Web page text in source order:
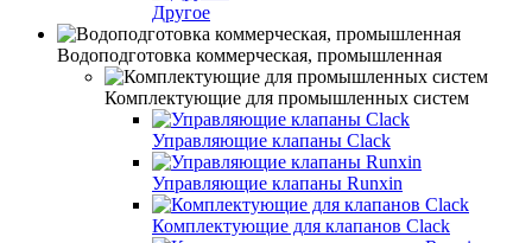
Другое
Водоподготовка коммерческая, промышленная
Комплектующие для промышленных систем
Управляющие клапаны Clack
Управляющие клапаны Runxin
Комплектующие для клапанов Clack